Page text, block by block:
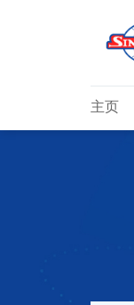
主页